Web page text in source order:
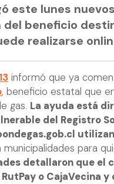
este lunes
beneficio
realizarse
informó que ya
, beneficio estatal que
gas. La ayuda está
del Registro
municipalidades para
detallaron que el
RutPay o CajaVecina